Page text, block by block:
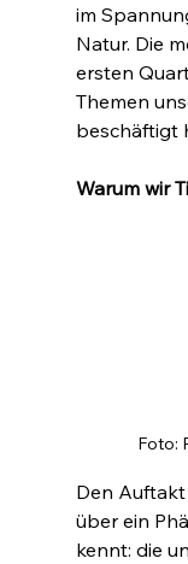
im
Natur. Die
ersten
Themen
beschäftigt
Warum wir
Foto:
Den
über ein
kennt: die